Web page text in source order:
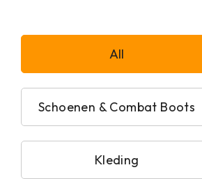
All
Schoenen & Combat Boots
Kleding